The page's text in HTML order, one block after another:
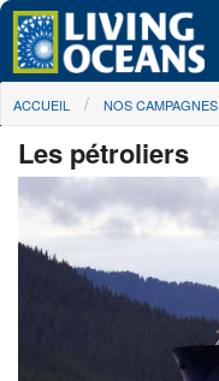
Skip to main content
À propos de nous
Nos campagnes
Centre des Médias
Les Cartes
You are here
ACCUEIL NOS CAMPAGNES
Les pétroliers